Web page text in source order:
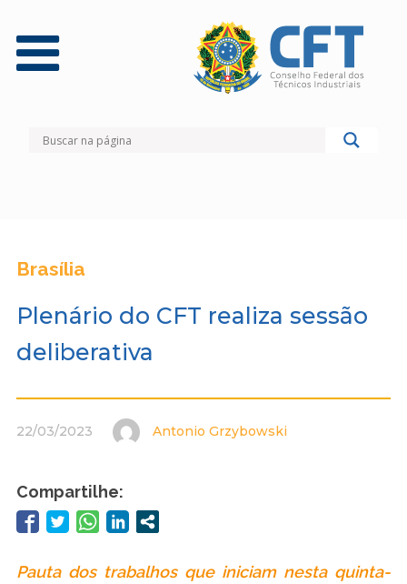
Brasília
Plenário do CFT realiza sessão
deliberativa
22/03/2023 Antonio Grzybowski
Compartilhe:
Pauta dos trabalhos que iniciam nesta quinta-